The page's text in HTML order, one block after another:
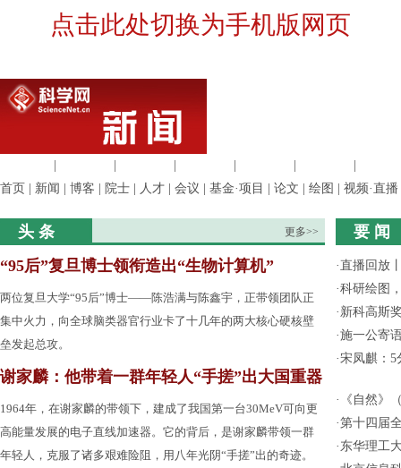
点击此处切换为手机版网页
首页
新闻 博客 院士 人才 会议 基金·项目 论文 绘图 视频·直播
头 条 更多>>
“95后”复旦博士领衔造出“生物计算机”
两位复旦大学“95后”博士——陈浩满与陈鑫宇，正带领团队正
集中火力，向全球脑类器官行业卡了十几年的两大核心硬核壁
垒发起总攻。
谢家麟：他带着一群年轻人“手搓”出大国重器
1964年，在谢家麟的带领下，建成了我国第一台30MeV可向更
高能量发展的电子直线加速器。它的背后，是谢家麟带领一群
年轻人，克服了诸多艰难险阻，用八年光阴“手搓”出的奇迹。
要 闻
·直播回放
·科研绘图
· 新科高斯
·施一公寄
·宋凤麒：5
·
《自然》
·第十四届
· 东华理工